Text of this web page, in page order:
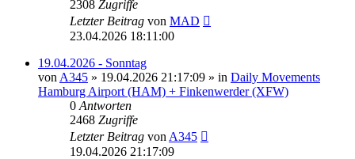
2308 Zugriffe
Letzter Beitrag von MAD
23.04.2026 18:11:00
19.04.2026 - Sonntag
von A345 » 19.04.2026 21:17:09 » in Daily Movements
Hamburg Airport (HAM) + Finkenwerder (XFW)
0 Antworten
2468 Zugriffe
Letzter Beitrag von A345
19.04.2026 21:17:09